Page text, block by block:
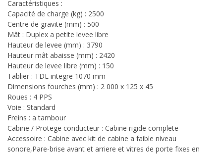
Caractéristiques :
Capacité de charge (kg) : 2500
Centre de gravite (mm) : 500
Mât : Duplex a petite levee libre
Hauteur de levee (mm) : 3790
Hauteur mât abaisse (mm) : 2420
Hauteur de levee libre (mm) : 150
Tablier : TDL integre 1070 mm
Dimensions fourches (mm) : 2 000 x 125 x 45
Roues : 4 PPS
Voie : Standard
Freins : a tambour
Cabine / Protege conducteur : Cabine rigide complete
Accessoire : Cabine avec kit de cabine a faible niveau
sonore,Pare-brise avant et arriere et vitres de porte fixes en